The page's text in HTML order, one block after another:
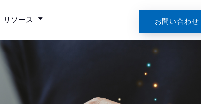
リソース お問い合わせ